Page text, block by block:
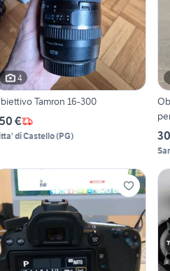
4
Tamron 16-300
€
di Castello(PG)